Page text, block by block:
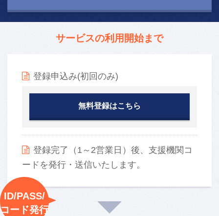
サービスの利用開始まで
登録申込み(初回のみ)
無料登録はこちら
登録完了（1～2営業日）後、支援機関コ
ードを発行・送信いたします。
ID/PASS/
コード発行